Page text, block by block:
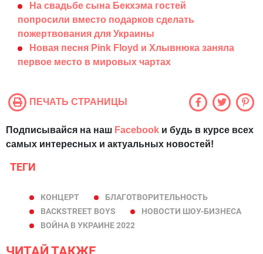
На свадьбе сына Бекхэма гостей
попросили вместо подарков сделать
пожертвования для Украины
Новая песня Pink Floyd и Хлывнюка заняла
первое место в мировых чартах
ПЕЧАТЬ СТРАНИЦЫ
Подписывайся на наш Facebook и будь в курсе всех
самых интересных и актуальных новостей!
ТЕГИ
КОНЦЕРТ
БЛАГОТВОРИТЕЛЬНОСТЬ
BACKSTREET BOYS
НОВОСТИ ШОУ-БИЗНЕСА
ВОЙНА В УКРАИНЕ 2022